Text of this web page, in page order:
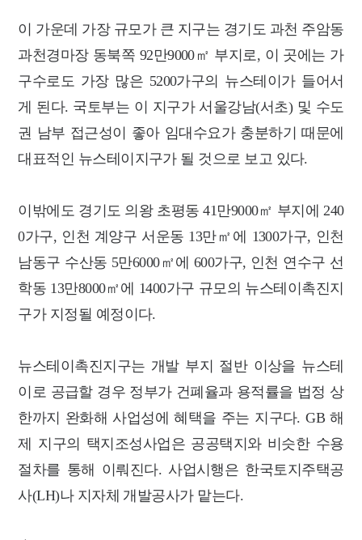
이 가운데 가장 규모가 큰 지구는 경기도 과천 주암동
과천경마장 동북쪽 92만9000㎡ 부지로, 이 곳에는 가
구수로도 가장 많은 5200가구의 뉴스테이가 들어서
게 된다. 국토부는 이 지구가 서울강남(서초) 및 수도
권 남부 접근성이 좋아 임대수요가 충분하기 때문에
대표적인 뉴스테이지구가 될 것으로 보고 있다.
이밖에도 경기도 의왕 초평동 41만9000㎡ 부지에 240
0가구, 인천 계양구 서운동 13만㎡에 1300가구, 인천
남동구 수산동 5만6000㎡에 600가구, 인천 연수구 선
학동 13만8000㎡에 1400가구 규모의 뉴스테이촉진지
구가 지정될 예정이다.
뉴스테이촉진지구는 개발 부지 절반 이상을 뉴스테
이로 공급할 경우 정부가 건폐율과 용적률을 법정 상
한까지 완화해 사업성에 혜택을 주는 지구다. GB 해
제 지구의 택지조성사업은 공공택지와 비슷한 수용
절차를 통해 이뤄진다. 사업시행은 한국토지주택공
사(LH)나 지자체 개발공사가 맡는다.